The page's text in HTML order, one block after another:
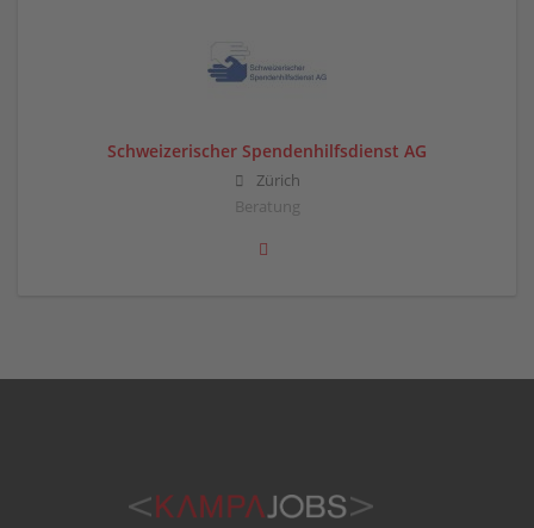
Schweizerischer Spendenhilfsdienst AG
Zürich
Beratung